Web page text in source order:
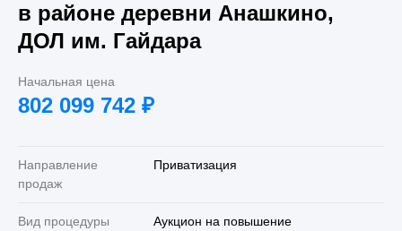
в районе деревни Анашкино,
ДОЛ им. Гайдара
Начальная цена
802 099 742 ₽
Направление
продаж
Приватизация
Вид процедуры Аукцион на повышение